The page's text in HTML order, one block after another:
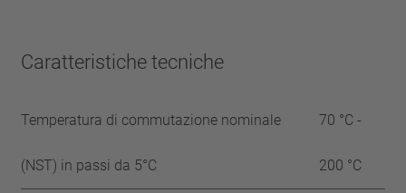
Caratteristiche tecniche
Temperatura di commutazione nominale
(NST) in passi da 5°C
70 °C -
200 °C